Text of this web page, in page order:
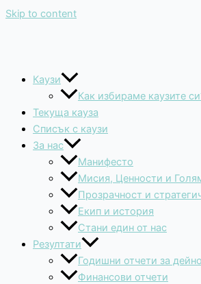
Skip to content
Каузи
Как избираме каузите
Текуща кауза
Списък с каузи
За нас
Манифесто
Мисия, Ценности и
Прозрачност и
Екип и история
Стани един от нас
Резултати
Годишни отчети за
Финансови отчети